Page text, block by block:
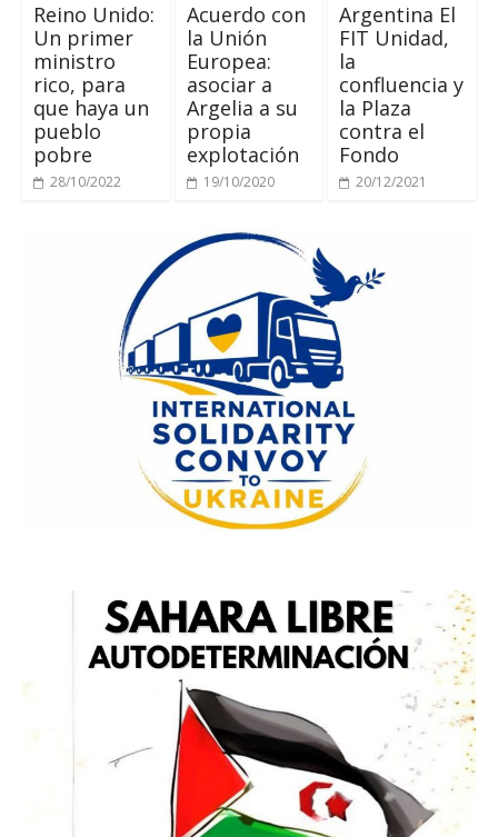
Reino Unido:
Un primer
ministro
rico, para
que haya un
pueblo
pobre
28/10/2022
Acuerdo con
la Unión
Europea:
asociar a
Argelia a su
propia
explotación
19/10/2020
Argentina El
FIT Unidad,
la
confluencia y
la Plaza
contra el
Fondo
20/12/2021